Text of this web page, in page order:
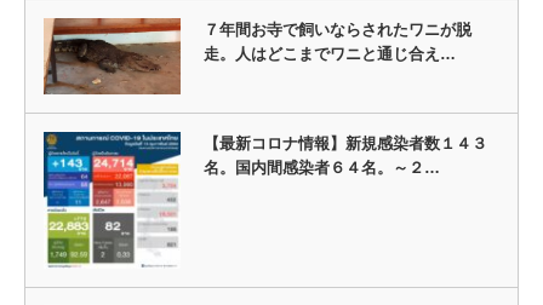
７年間お寺で飼いならされたワニが脱
走。人はどこまでワニと通じ合え…
【最新コロナ情報】新規感染者数１４３
名。国内間感染者６４名。～２…